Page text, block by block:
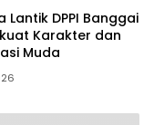
DPPI Banggai
Karakter dan
Muda